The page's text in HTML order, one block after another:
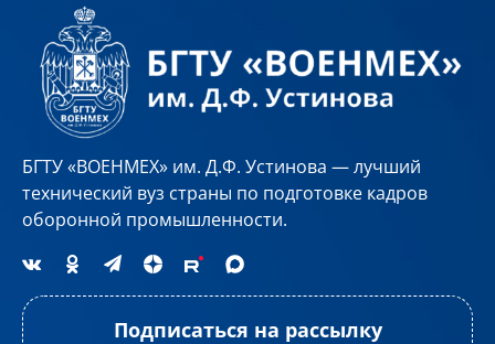
БГТУ «ВОЕНМЕХ» им. Д.Ф. Устинова — лучший
технический вуз страны по подготовке кадров
оборонной промышленности.
Подписаться на рассылку